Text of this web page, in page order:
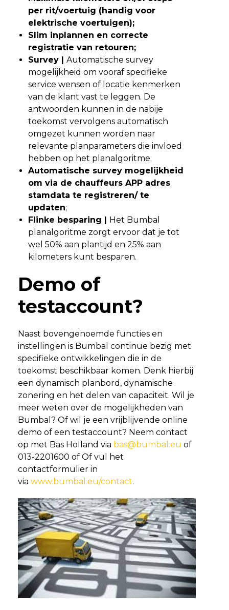
per rit/voertuig (handig voor
elektrische voertuigen);
Slim inplannen en correcte
registratie van retouren;
Survey | Automatische survey
mogelijkheid om vooraf specifieke
service wensen of locatie kenmerken
van de klant vast te leggen. De
antwoorden kunnen in de nabije
toekomst vervolgens automatisch
omgezet kunnen worden naar
relevante planparameters die invloed
hebben op het planalgoritme;
Automatische survey mogelijkheid
om via de chauffeurs APP adres
stamdata te registreren/ te
updaten;
Flinke besparing | Het Bumbal
planalgoritme zorgt ervoor dat je tot
wel 50% aan plantijd en 25% aan
kilometers kunt besparen.
Demo of
testaccount?
Naast bovengenoemde functies en
instellingen is Bumbal continue bezig met
specifieke ontwikkelingen die in de
toekomst beschikbaar komen. Denk hierbij
een dynamisch planbord, dynamische
zonering en het delen van capaciteit. Wil je
meer weten over de mogelijkheden van
Bumbal? Of wil je een vrijblijvende online
demo of een testaccount? Neem contact
op met Bas Holland via bas@bumbal.eu of
013-2201600 of Of vul het
contactformulier in
via www.bumbal.eu/contact.